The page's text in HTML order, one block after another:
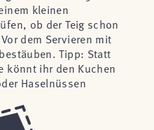
kleinen
ob der Teig schon
dem Servieren mit
Tipp: Statt
könnt ihr den Kuchen
Haselnüssen